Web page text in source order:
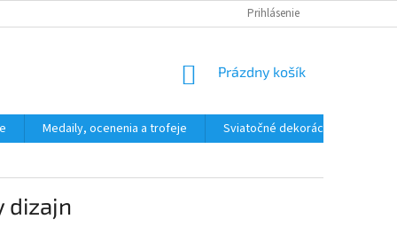
Prihlásenie
NÁKUPNÝ
Prázdny košík
Medaily, ocenenia a trofeje
Sviatočné dekorácie, ostatné
dizajn